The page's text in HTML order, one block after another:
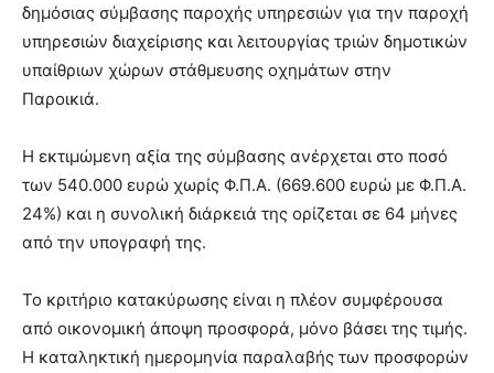
δημόσιας σύμβασης παροχής υπηρεσιών για την παροχή
υπηρεσιών διαχείρισης και λειτουργίας τριών δημοτικών
υπαίθριων χώρων στάθμευσης οχημάτων στην
Παροικιά.
Η εκτιμώμενη αξία της σύμβασης ανέρχεται στο ποσό
των 540.000 ευρώ χωρίς Φ.Π.Α. (669.600 ευρώ με Φ.Π.Α.
24%) και η συνολική διάρκειά της ορίζεται σε 64 μήνες
από την υπογραφή της.
Το κριτήριο κατακύρωσης είναι η πλέον συμφέρουσα
από οικονομική άποψη προσφορά, μόνο βάσει της τιμής.
Η καταληκτική ημερομηνία παραλαβής των προσφορών